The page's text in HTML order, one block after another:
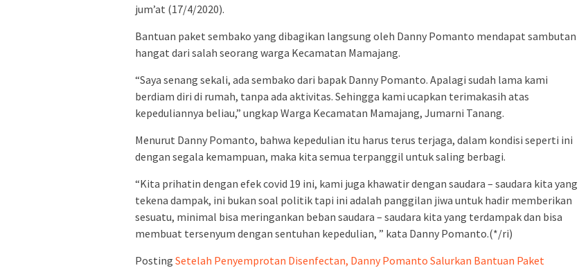
jum’at (17/4/2020).
Bantuan paket sembako yang dibagikan langsung oleh Danny Pomanto mendapat sambutan
hangat dari salah seorang warga Kecamatan Mamajang.
“Saya senang sekali, ada sembako dari bapak Danny Pomanto. Apalagi sudah lama kami
berdiam diri di rumah, tanpa ada aktivitas. Sehingga kami ucapkan terimakasih atas
kepeduliannya beliau,” ungkap Warga Kecamatan Mamajang, Jumarni Tanang.
Menurut Danny Pomanto, bahwa kepedulian itu harus terus terjaga, dalam kondisi seperti ini
dengan segala kemampuan, maka kita semua terpanggil untuk saling berbagi.
“Kita prihatin dengan efek covid 19 ini, kami juga khawatir dengan saudara – saudara kita yang
tekena dampak, ini bukan soal politik tapi ini adalah panggilan jiwa untuk hadir memberikan
sesuatu, minimal bisa meringankan beban saudara – saudara kita yang terdampak dan bisa
membuat tersenyum dengan sentuhan kepedulian, ” kata Danny Pomanto.(*/ri)
Posting Setelah Penyemprotan Disenfectan, Danny Pomanto Salurkan Bantuan Paket